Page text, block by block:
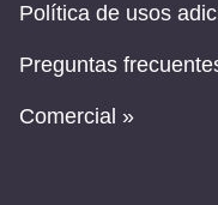
Política de usos
Preguntas
Comercial »